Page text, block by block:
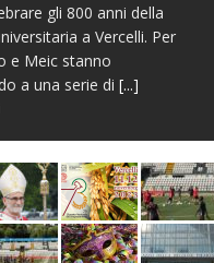
gli 800 anni della
a Vercelli. Per
e Meic stanno
a una serie di [...]